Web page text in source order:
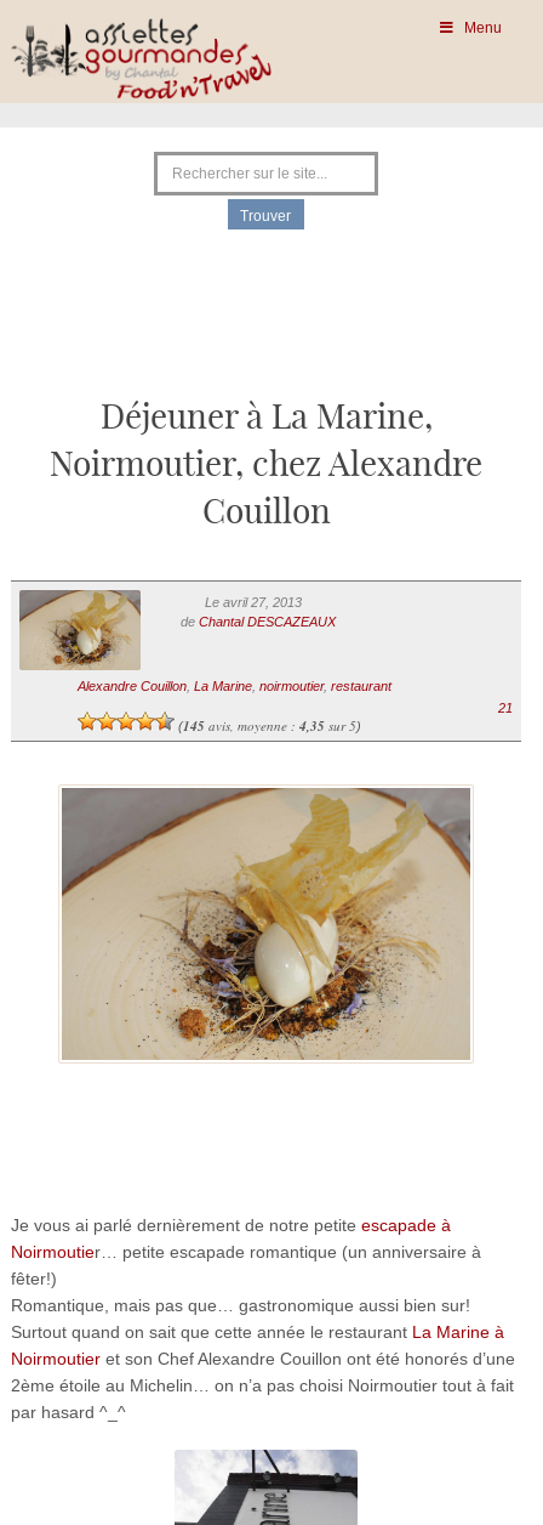
Menu
Déjeuner à La Marine,
Noirmoutier, chez Alexandre
Couillon
Le avril 27, 2013
de Chantal DESCAZEAUX
Alexandre Couillon, La Marine, noirmoutier, restaurant
(145avis, moyenne : 4,35sur 5)
21
Je vous ai parlé dernièrement de notre petite escapade à
Noirmoutier… petite escapade romantique (un anniversaire à
fêter!)
Romantique, mais pas que… gastronomique aussi bien sur!
Surtout quand on sait que cette année le restaurant La Marine à
Noirmoutieret son Chef Alexandre Couillon ont été honorés d’une
2ème étoile au Michelin… on n’a pas choisi Noirmoutier tout à fait
par hasard ^_^